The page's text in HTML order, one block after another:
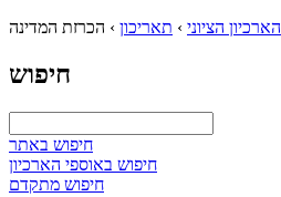
הארכיון הציוני › תאריכון › הכרזת המדינה
חיפוש
חיפוש באתר
חיפוש באוספי הארכיון
חיפוש מתקדם